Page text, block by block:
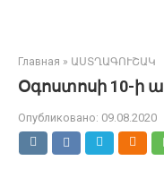
Главная » ԱՍՏՂԱԳՈՒՇԱԿ
Օգոստոսի 10-ի
Опубликовано: 09.08.2020